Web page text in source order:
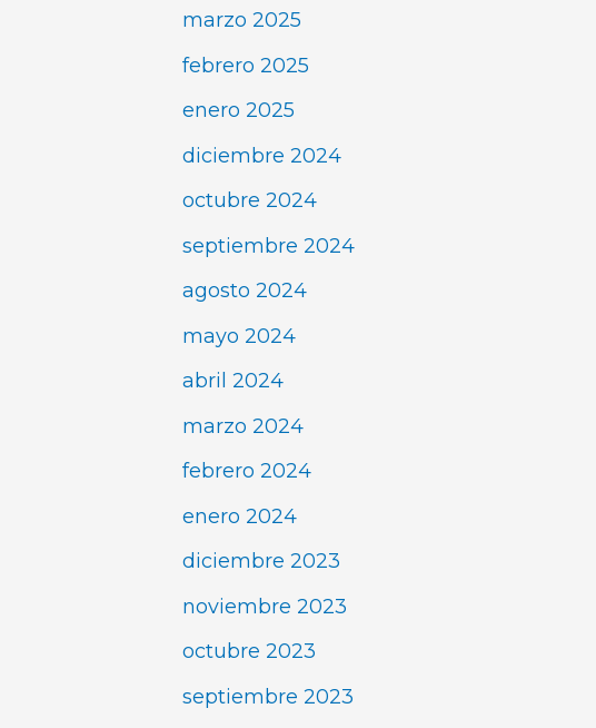
marzo 2025
febrero 2025
enero 2025
diciembre 2024
octubre 2024
septiembre 2024
agosto 2024
mayo 2024
abril 2024
marzo 2024
febrero 2024
enero 2024
diciembre 2023
noviembre 2023
octubre 2023
septiembre 2023